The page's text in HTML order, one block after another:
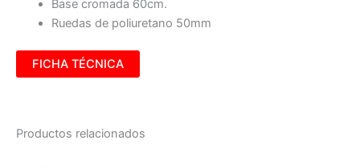
Base cromada 60cm.
Ruedas de poliuretano 50mm
FICHA TÉCNICA
Productos relacionados